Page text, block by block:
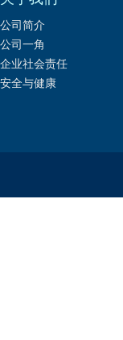
公司简介
公司一角
企业社会责任
安全与健康